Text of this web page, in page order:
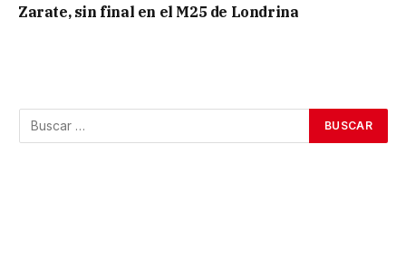
Zarate, sin final en el M25 de Londrina